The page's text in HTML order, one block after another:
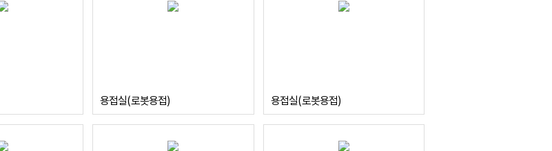
용접실(로봇용접) 용접실(로봇용접)